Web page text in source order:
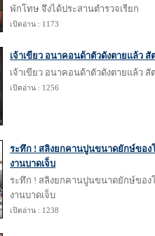
พักโทษ จึงได้ประสานตำรวจเรียก
เปิดอ่าน : 1173
เจ้าเขียว อนาคอนด้าตัวดังตายแล้ว
เจ้าเขียว อนาคอนด้าตัวดังตายแล้ว
เปิดอ่าน : 1256
ระทึก ! สลิงยกคานปูนขนาดยักษ์ของ
งานบาดเจ็บ
ระทึก ! สลิงยกคานปูนขนาดยักษ์ของ
งานบาดเจ็บ
เปิดอ่าน : 1238